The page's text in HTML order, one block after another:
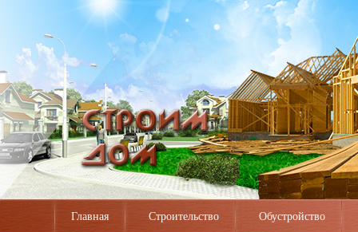
Главная Строительство Обустройство